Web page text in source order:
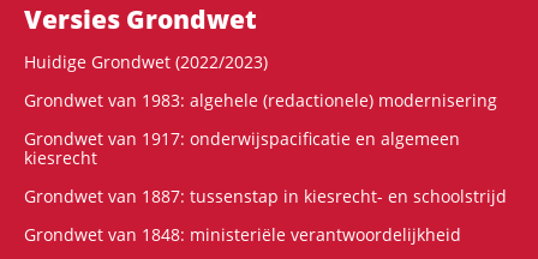
Versies Grondwet
Huidige Grondwet (2022/2023)
Grondwet van 1983: algehele (redactionele) modernisering
Grondwet van 1917: onderwijspacificatie en algemeen
kiesrecht
Grondwet van 1887: tussenstap in kiesrecht- en schoolstrijd
Grondwet van 1848: ministeriële verantwoordelijkheid